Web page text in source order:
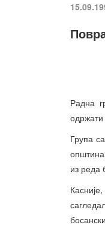
Радна
одржати
Група
из реда